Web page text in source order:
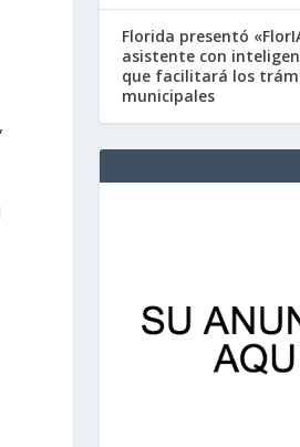
Florida presentó
asistente con
que facilitará los
municipales